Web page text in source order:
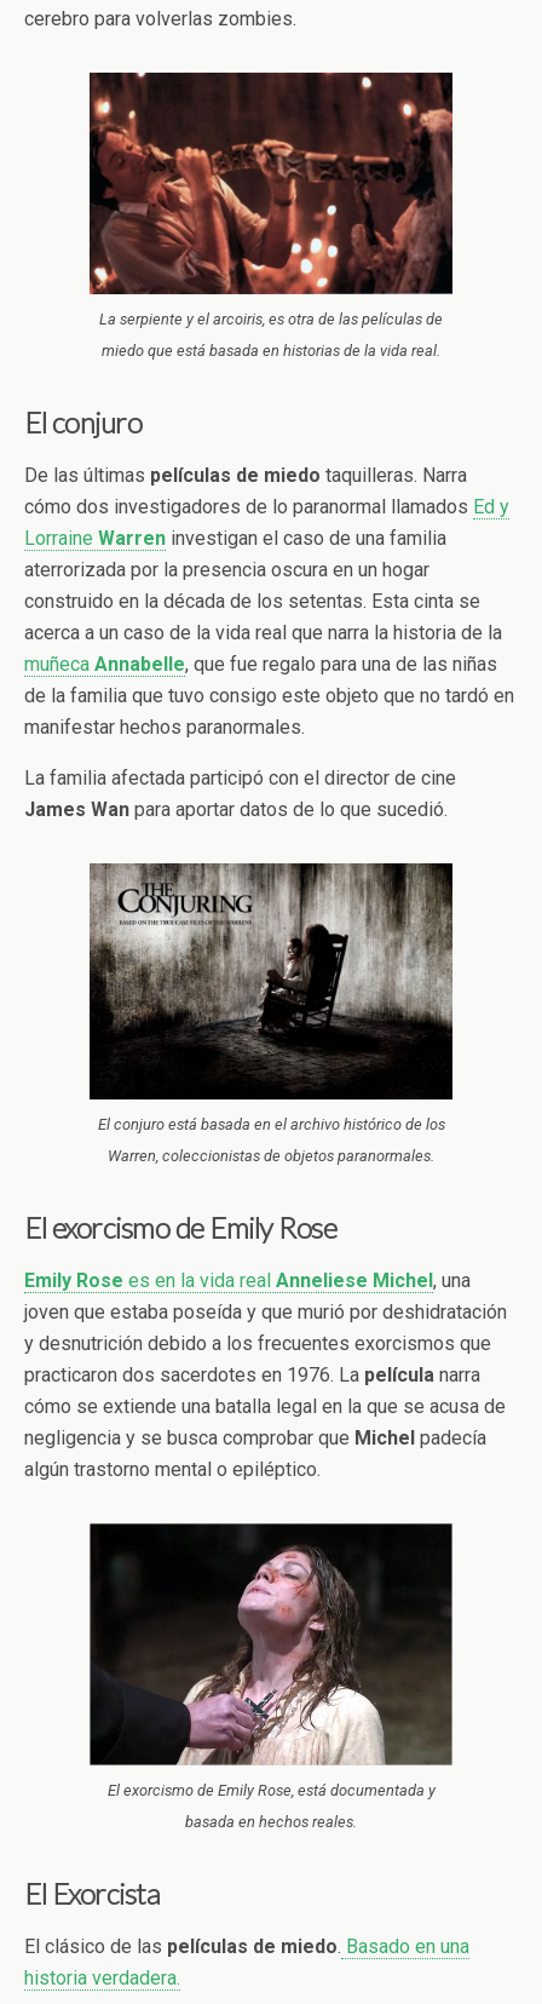
cerebro para volverlas zombies.
La serpiente y el arcoiris, es otra de las películas de
miedo que está basada en historias de la vida real.
El conjuro
De las últimas películas de miedo taquilleras. Narra
cómo dos investigadores de lo paranormal llamados Ed y
Lorraine Warren investigan el caso de una familia
aterrorizada por la presencia oscura en un hogar
construido en la década de los setentas. Esta cinta se
acerca a un caso de la vida real que narra la historia de la
muñeca Annabelle, que fue regalo para una de las niñas
de la familia que tuvo consigo este objeto que no tardó en
manifestar hechos paranormales.
La familia afectada participó con el director de cine
James Wan para aportar datos de lo que sucedió.
El conjuro está basada en el archivo histórico de los
Warren, coleccionistas de objetos paranormales.
El exorcismo de Emily Rose
Emily Rose es en la vida real Anneliese Michel, una
joven que estaba poseída y que murió por deshidratación
y desnutrición debido a los frecuentes exorcismos que
practicaron dos sacerdotes en 1976. La película narra
cómo se extiende una batalla legal en la que se acusa de
negligencia y se busca comprobar que Michel padecía
algún trastorno mental o epiléptico.
El exorcismo de Emily Rose, está documentada y
basada en hechos reales.
El Exorcista
El clásico de las películas de miedo. Basado en una
historia verdadera.